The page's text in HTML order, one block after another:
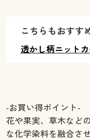
こちらもおすす
透かし柄ニット
-お買い得ポイント-
花や果実、草木など
な化学染料を融合さ